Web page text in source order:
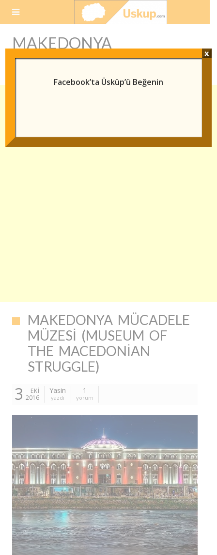
MAKEDONYA
BAĞIMSIZLIK GÜNÜ
MAKEDONYA MÜCADELE
MÜZESI (MUSEUM OF
THE MACEDONIAN
STRUGGLE)
3
EKI
2016
Yasin
yazdı
1
yorum
Facebook’ta Üsküp’ü Beğenin
x